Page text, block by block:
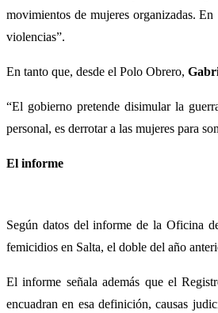
movimientos de mujeres organizadas.
violencias”.
En tanto que, desde el Polo Obrero,
“El gobierno pretende disimular la
personal, es derrotar a las mujeres para
El informe
Según datos del informe de la Oficina
femicidios en Salta, el doble del año
El informe señala además que el
encuadran en esa definición, causas